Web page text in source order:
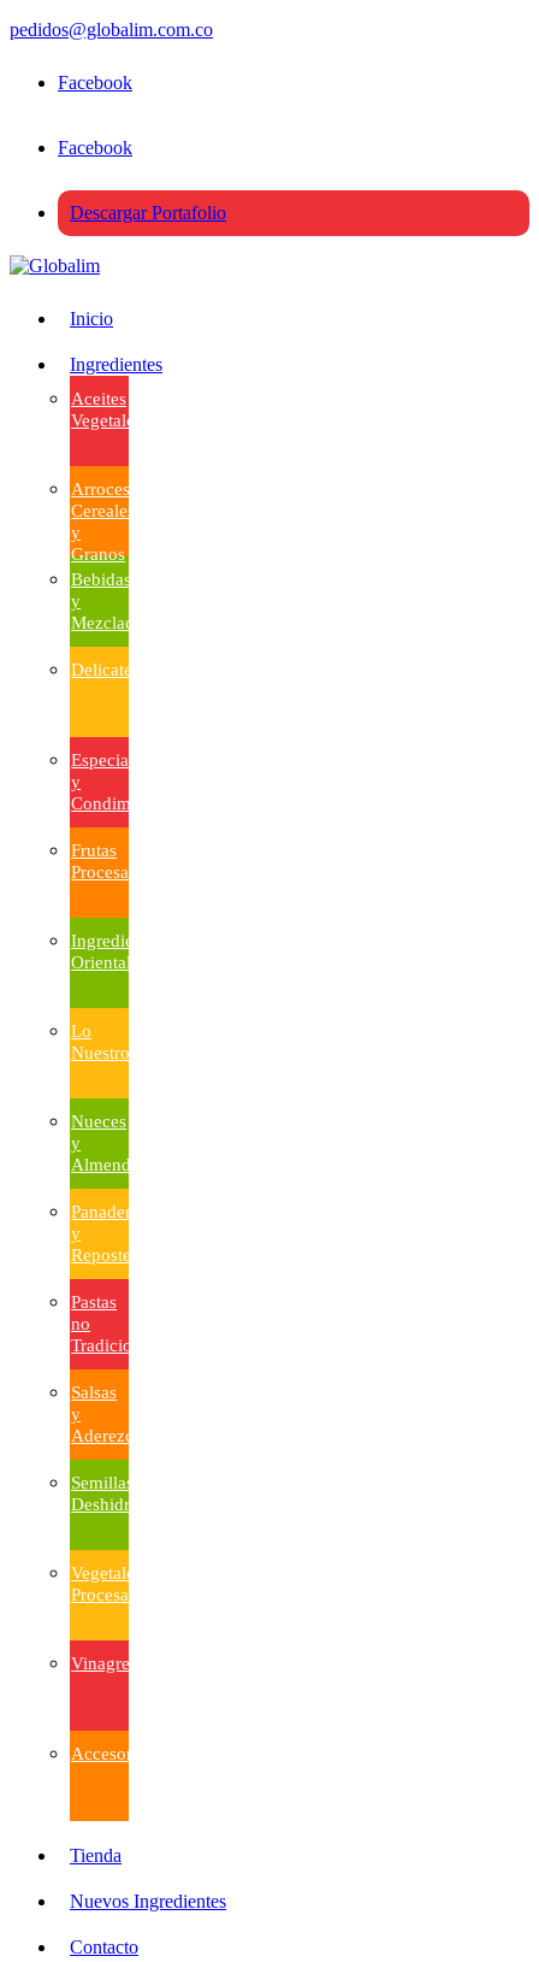
pedidos@globalim.com.co
Facebook
Facebook
Descargar Portafolio
Inicio
Ingredientes
Aceites
Vegetales
Arroces,
Cereales
y
Granos
Bebidas
y
Mezcladores
Delicatesen
Especias
y
Condimentos
Frutas
Procesadas
Ingredientes
Orientales
Lo
Nuestro
Nueces
y
Almendras
Panadería
y
Repostería
Pastas
no
Tradicionales
Salsas
y
Aderezos
Semillas
Deshidratadas
Vegetales
Procesados
Vinagres
Accesorios
Tienda
Nuevos Ingredientes
Contacto